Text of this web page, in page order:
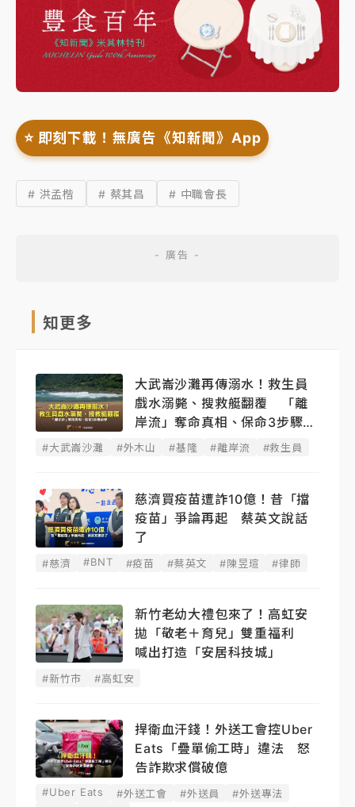
⭐️ 即刻下載！無廣告《知新聞》App
# 洪孟楷 # 蔡其昌 # 中職會長
知更多
大武崙沙灘再傳溺水！救生員
戲水溺斃、搜救艇翻覆 「離
岸流」奪命真相、保命3步驟必
學
#大武崙沙灘 #外木山 #基隆 #離岸流 #救生員
慈濟買疫苗遭詐10億！昔「擋
疫苗」爭論再起 蔡英文說話
了
#慈濟 #BNT #疫苗 #蔡英文 #陳昱瑄 #律師
新竹老幼大禮包來了！高虹安
拋「敬老＋育兒」雙重福利
喊出打造「安居科技城」
#新竹市 #高虹安
捍衛血汗錢！外送工會控Uber
Eats「疊單偷工時」違法 怒
告詐欺求償破億
#Uber Eats #外送工會 #外送員
#外送專法